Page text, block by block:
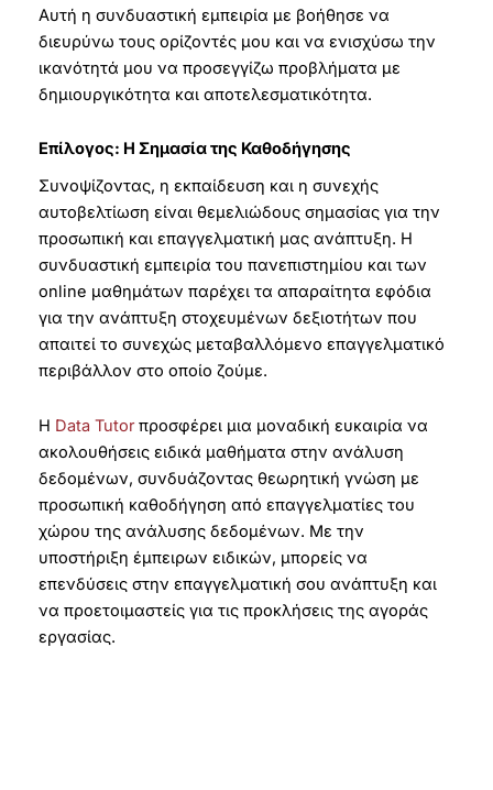
Αυτή η συνδυαστική εμπειρία με βοήθησε να
διευρύνω τους ορίζοντές μου και να ενισχύσω την
ικανότητά μου να προσεγγίζω προβλήματα με
δημιουργικότητα και αποτελεσματικότητα.
Επίλογος: Η Σημασία της Καθοδήγησης
Συνοψίζοντας, η εκπαίδευση και η συνεχής
αυτοβελτίωση είναι θεμελιώδους σημασίας για την
προσωπική και επαγγελματική μας ανάπτυξη. Η
συνδυαστική εμπειρία του πανεπιστημίου και των
online μαθημάτων παρέχει τα απαραίτητα εφόδια
για την ανάπτυξη στοχευμένων δεξιοτήτων που
απαιτεί το συνεχώς μεταβαλλόμενο επαγγελματικό
περιβάλλον στο οποίο ζούμε.
Η Data Tutorπροσφέρει μια μοναδική ευκαιρία να
ακολουθήσεις ειδικά μαθήματα στην ανάλυση
δεδομένων, συνδυάζοντας θεωρητική γνώση με
προσωπική καθοδήγηση από επαγγελματίες του
χώρου της ανάλυσης δεδομένων. Με την
υποστήριξη έμπειρων ειδικών, μπορείς να
επενδύσεις στην επαγγελματική σου ανάπτυξη και
να προετοιμαστείς για τις προκλήσεις της αγοράς
εργασίας.